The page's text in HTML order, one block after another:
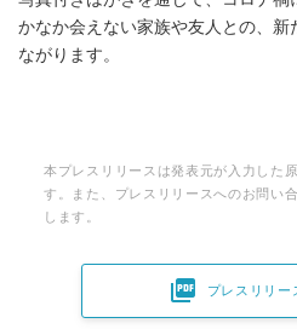
かなか会えない家族や友人との、新
ながります。
以
本プレスリリースは発表元が入力した
す。また、プレスリリースへのお問い
します。
 プレスリリー